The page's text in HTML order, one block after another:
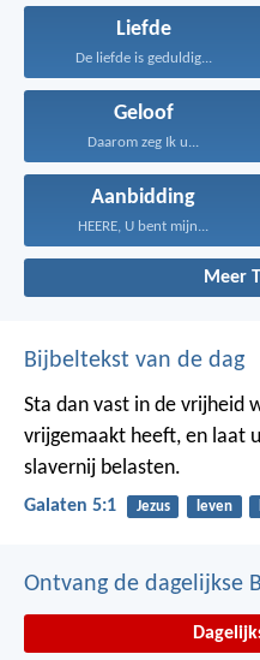
Liefde
De liefde is geduldig...
Geloof
Daarom zeg Ik u...
Aanbidding
HEERE, U bent mijn...
Meer
Bijbeltekst van de dag
Sta dan vast in de vrijheid
vrijgemaakt heeft, en laat
slavernij belasten.
Galaten 5:1 Jezus leven
Ontvang de dagelijkse